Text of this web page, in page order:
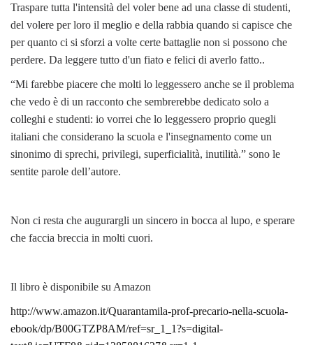
Traspare tutta l'intensità del voler bene ad una classe di studenti,
del volere per loro il meglio e della rabbia quando si capisce che
per quanto ci si sforzi a volte certe battaglie non si possono che
perdere. Da leggere tutto d'un fiato e felici di averlo fatto..
“Mi farebbe piacere che molti lo leggessero anche se il problema
che vedo è di un racconto che sembrerebbe dedicato solo a
colleghi e studenti: io vorrei che lo leggessero proprio quegli
italiani che considerano la scuola e l'insegnamento come un
sinonimo di sprechi, privilegi, superficialità, inutilità.” sono le
sentite parole dell’autore.
Non ci resta che augurargli un sincero in bocca al lupo, e sperare
che faccia breccia in molti cuori.
Il libro è disponibile su Amazon
http://www.amazon.it/Quarantamila-prof-precario-nella-scuola-
ebook/dp/B00GTZP8AM/ref=sr_1_1?s=digital-